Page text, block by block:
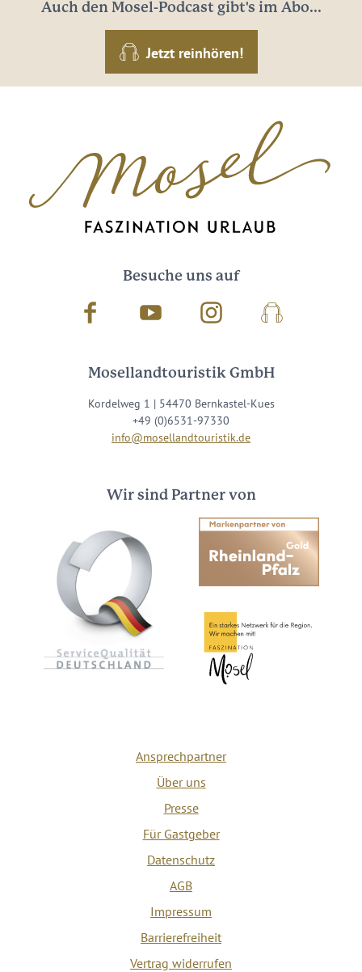
Auch den Mosel-Podcast gibt's im Abo...
Jetzt reinhören!
Besuche uns auf
Facebook Youtube InstagramPodcast
Mosellandtouristik GmbH
Kordelweg 1 | 54470 Bernkastel-Kues
+49 (0)6531-97330
info@mosellandtouristik.de
Wir sind Partner von
Ansprechpartner
Über uns
Presse
Für Gastgeber
Datenschutz
AGB
Impressum
Barrierefreiheit
Vertrag widerrufen